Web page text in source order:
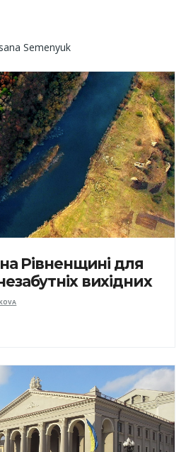
Semenyuk
Рівненщині для
вихідних